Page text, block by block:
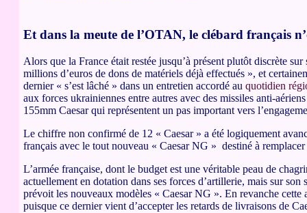
Et dans la meute de l’OTAN, le clébard français
Alors que la France était restée jusqu’à présent plutôt discrète
millions d’euros de dons de matériels déjà effectués », et
dernier « s’est lâché » dans un entretien accordé au quotidien
aux forces ukrainiennes entre autres avec des missiles anti-
155mm Caesar qui représentent un pas important vers
Le chiffre non confirmé de 12 « Caesar » a été logiquement
français avec le tout nouveau « Caesar NG » destiné à
L’armée française, dont le budget est une véritable peau de
actuellement en dotation dans ses forces d’artillerie, mais sur
prévoit les nouveaux modèles « Caesar NG ». En revanche
puisque ce dernier vient d’accepter les retards de livraisons de